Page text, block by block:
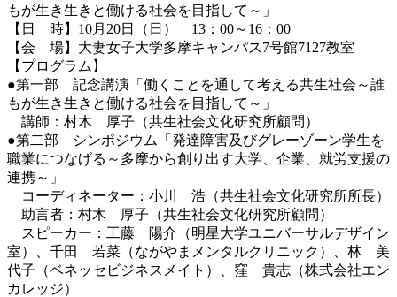
もが生き生きと働ける社会を目指して～」
【日 時】10月20日（日） 13：00～16：00
【会 場】大妻女子大学多摩キャンパス7号館7127教室
【プログラム】
●第一部 記念講演「働くことを通して考える共生社会～誰
もが生き生きと働ける社会を目指して～」
講師：村木 厚子（共生社会文化研究所顧問）
●第二部 シンポジウム「発達障害及びグレーゾーン学生を
職業につなげる～多摩から創り出す大学、企業、就労支援の
連携～」
コーディネーター：小川 浩（共生社会文化研究所所長）
助言者：村木 厚子（共生社会文化研究所顧問）
スピーカー：工藤 陽介（明星大学ユニバーサルデザイン
室）、千田 若菜（ながやまメンタルクリニック）、林 美
代子（ベネッセビジネスメイト）、窪 貴志（株式会社エン
カレッジ）